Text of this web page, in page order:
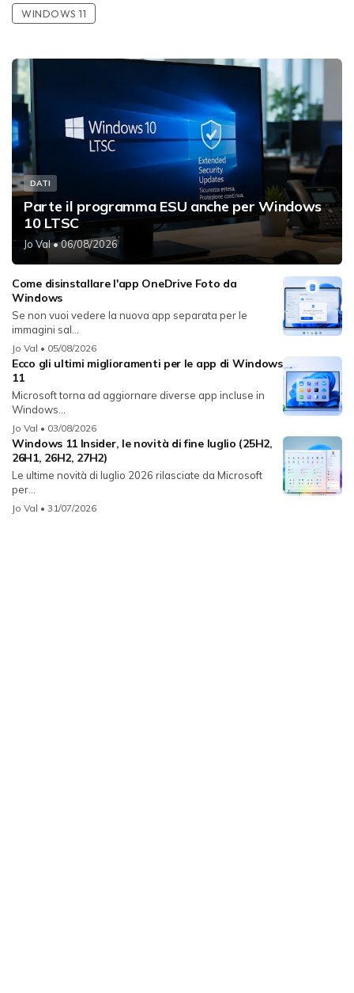
WINDOWS 11
DATI
Parte il programma ESU anche per Windows
10 LTSC
Jo Val• 06/08/2026
Come disinstallare l'app OneDrive Foto da
Windows
Se non vuoi vedere la nuova app separata per le
immagini sal...
Jo Val • 05/08/2026
Ecco gli ultimi miglioramenti per le app di Windows
11
Microsoft torna ad aggiornare diverse app incluse in
Windows...
Jo Val • 03/08/2026
Windows 11 Insider, le novità di fine luglio (25H2,
26H1, 26H2, 27H2)
Le ultime novità di luglio 2026 rilasciate da Microsoft
per...
Jo Val • 31/07/2026